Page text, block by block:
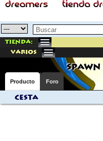
Tienda:
varios
SPAWN
Producto Foro
Cesta